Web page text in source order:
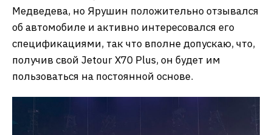
Медведева, но Ярушин положительно отзывался
об автомобиле и активно интересовался его
спецификациями, так что вполне допускаю, что,
получив свой Jetour X70 Plus, он будет им
пользоваться на постоянной основе.